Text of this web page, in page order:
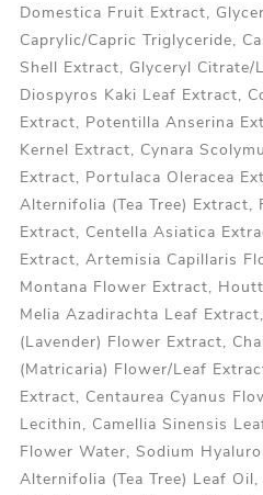
Domestica Fruit Extract,
Caprylic/Capric Triglyceride,
Shell Extract, Glyceryl Citrate/
Diospyros Kaki Leaf Extract,
Extract, Potentilla Anserina
Kernel Extract, Cynara
Extract, Portulaca Oleracea
Alternifolia (Tea Tree) Extract,
Extract, Centella Asiatica
Extract, Artemisia Capillaris
Montana Flower Extract,
Melia Azadirachta Leaf
(Lavender) Flower Extract,
(Matricaria) Flower/Leaf
Extract, Centaurea Cyanus
Lecithin, Camellia Sinensis
Flower Water, Sodium
Alternifolia (Tea Tree) Leaf Oil,